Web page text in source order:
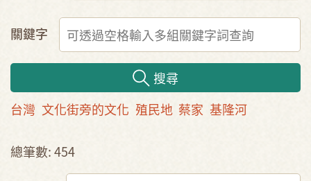
關鍵字
搜尋
台灣 文化街旁的文化 殖民地 蔡家 基隆河
總筆數: 454